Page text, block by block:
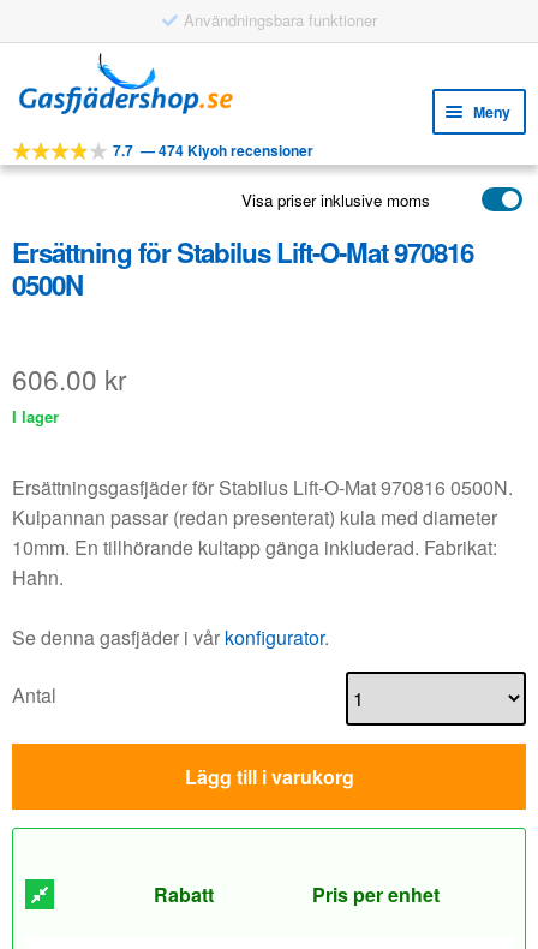
Användningsbara funktioner
till
navigering
till
innehåll
Meny
VERKTYG
APPLIKATIONER
KUNDSERVICE
7.7 —474 Kiyoh recensioner
Visa priser inklusive moms
Ersättning för Stabilus Lift-O-Mat 970816
0500N
606.00 kr
I lager
Ersättningsgasfjäder för Stabilus Lift-O-Mat 970816 0500N.
Kulpannan passar (redan presenterat) kula med diameter
10mm. En tillhörande kultapp gänga inkluderad. Fabrikat:
Hahn.
Se denna gasfjäder i vår konfigurator.
Antal
Lägg till i varukorg
Rabatt Pris per enhet